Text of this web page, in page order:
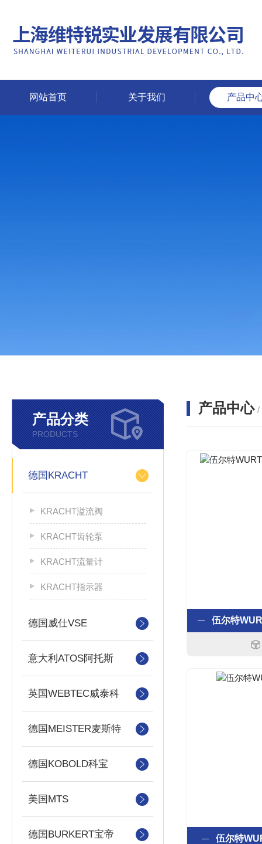
网站首页 关于我们 产品中
产品分类
PRODUCTS
德国KRACHT
KRACHT溢流阀
KRACHT齿轮泵
KRACHT流量计
KRACHT指示器
德国威仕VSE
意大利ATOS阿托斯
英国WEBTEC威泰科
德国MEISTER麦斯特
德国KOBOLD科宝
美国MTS
德国BURKERT宝帝
产品中心 /
伍尔特